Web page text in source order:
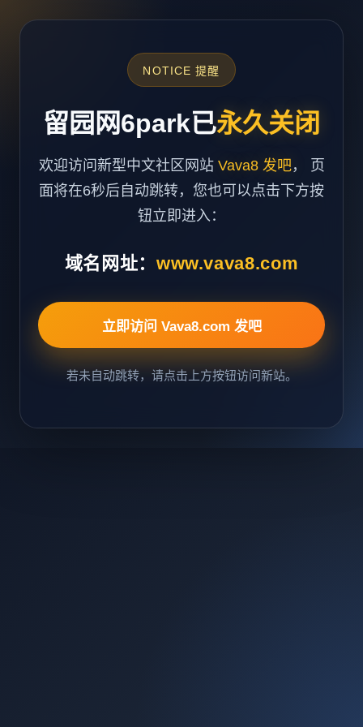
NOTICE 提醒
留园网6park已永久关闭
欢迎访问新型中文社区网站 Vava8 发吧， 页
面将在6秒后自动跳转，您也可以点击下方按
钮立即进入：
域名网址： www.vava8.com
立即访问 Vava8.com 发吧
若未自动跳转，请点击上方按钮访问新站。